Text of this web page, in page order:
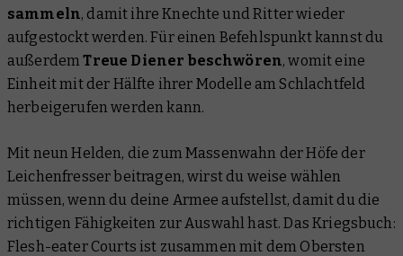
sammeln, damit ihre Knechte und Ritter wieder
aufgestockt werden. Für einen Befehlspunkt kannst du
außerdemTreue Diener beschwören, womit eine
Einheit mit der Hälfte ihrer Modelle am Schlachtfeld
herbeigerufen werden kann.
Mit neun Helden, die zum Massenwahn der Höfe der
Leichenfresser beitragen, wirst du weise wählen
müssen, wenn du deine Armee aufstellst, damit du die
richtigen Fähigkeiten zur Auswahl hast. Das Kriegsbuch:
Flesh-eater Courts ist zusammen mit dem Obersten